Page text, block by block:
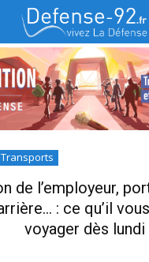
Transports
de l’employeur,
: ce qu’il
voyager dès lundi